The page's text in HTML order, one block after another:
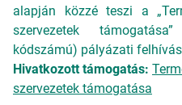
alapján közzé teszi a
szervezetek
kódszámú) pályázati
Hivatkozott támogatás:
szervezetek támogatása